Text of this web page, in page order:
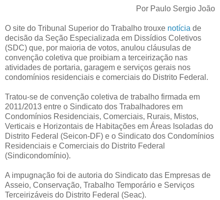
Por Paulo Sergio João
O site do Tribunal Superior do Trabalho trouxe notícia de
decisão da Seção Especializada em Dissídios Coletivos
(SDC) que, por maioria de votos, anulou cláusulas de
convenção coletiva que proibiam a terceirização nas
atividades de portaria, garagem e serviços gerais nos
condomínios residenciais e comerciais do Distrito Federal.
Tratou-se de convenção coletiva de trabalho firmada em
2011/2013 entre o Sindicato dos Trabalhadores em
Condomínios Residenciais, Comerciais, Rurais, Mistos,
Verticais e Horizontais de Habitações em Áreas Isoladas do
Distrito Federal (Seicon-DF) e o Sindicato dos Condomínios
Residenciais e Comerciais do Distrito Federal
(Sindicondomínio).
A impugnação foi de autoria do Sindicato das Empresas de
Asseio, Conservação, Trabalho Temporário e Serviços
Terceirizáveis do Distrito Federal (Seac).